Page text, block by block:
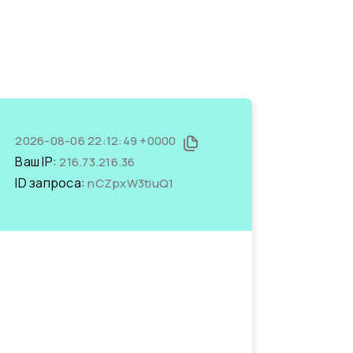
2026-08-06 22:12:49 +0000
Ваш IP:216.73.216.36
ID запроса:nCZpxW3tiuQ1